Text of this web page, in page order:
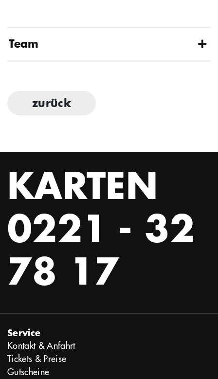
Team
zurück
KARTEN
0221 - 32
78 17
Service
Kontakt & Anfahrt
Tickets & Preise
Gutscheine